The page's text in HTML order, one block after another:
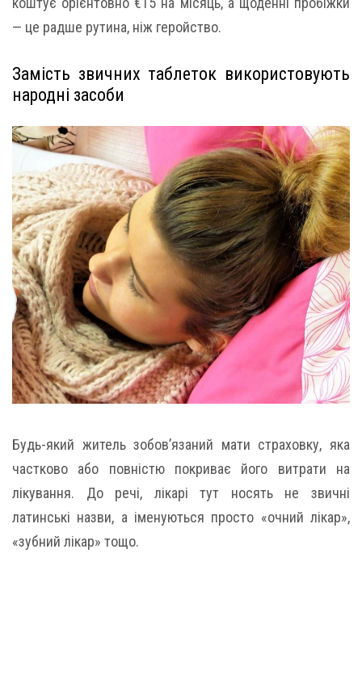
— це радше рутина, ніж геройство.
Замість звичних таблеток використовують
народні засоби
Будь-який житель зобов’язаний мати страховку, яка
частково або повністю покриває його витрати на
лікування. До речі, лікарі тут носять не звичні
латинські назви, а іменуються просто «очний лікар»,
«зубний лікар» тощо.